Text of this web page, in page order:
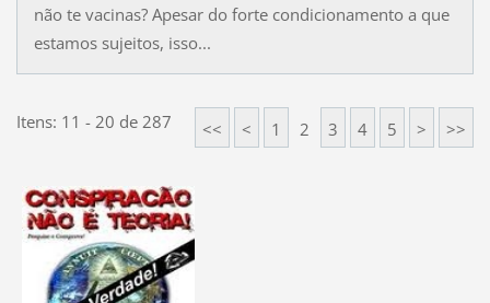
não te vacinas? Apesar do forte condicionamento a que
estamos sujeitos, isso...
Itens: 11 - 20 de 287 << < 1 2 3 4 5 > >>